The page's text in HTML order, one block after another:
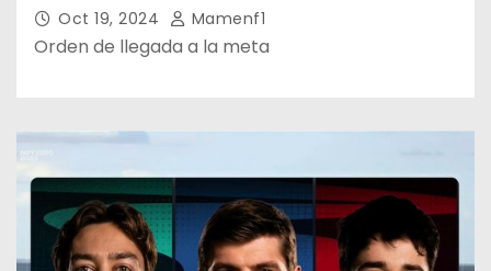
Oct 19, 2024 Mamenf1
Orden de llegada a la meta